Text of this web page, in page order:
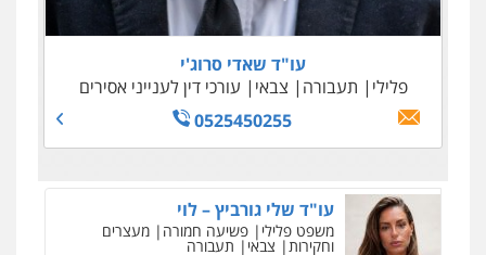
0509100397
עו"ד שאדי סרוג'י
פלילי
תעבורה צבאי
עורכי דין לענייני אסירים
0525450255
0545243703
עו"ד נדב גרינולד
פלילי תעבורה עורכי דין לענייני אסירים צבאי
0508848606
0538788878
עו"ד אסף דוק
סמים והימורים
חקירות ומעצרים
0526885006
עו"ד שלי גורביץ – לוי
משפט פלילי פשיעה חמורה מעצרים
וחקירות צבאי תעבורה